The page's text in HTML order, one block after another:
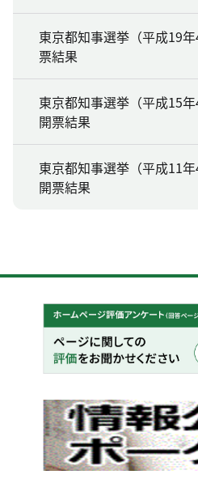
東京都知事選挙（平成19
票結果
東京都知事選挙（平成15
開票結果
東京都知事選挙（平成11
開票結果